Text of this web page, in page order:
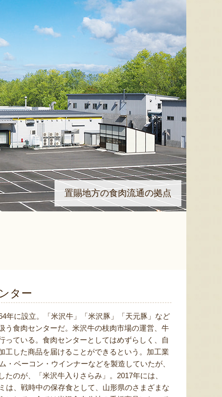
置賜地方の食肉流通の拠点
ター
年に設立。「米沢牛」「米沢豚」「天元豚」など
う食肉センターだ。米沢牛の枝肉市場の運営、牛
ている。食肉センターとしてはめずらしく、自
した商品を届けることができるという。加工業
ベーコン・ウインナーなどを製造していたが、
のが、「米沢牛入りさらみ」。2017年には、
は、戦時中の保存食として、山形県のさまざまな